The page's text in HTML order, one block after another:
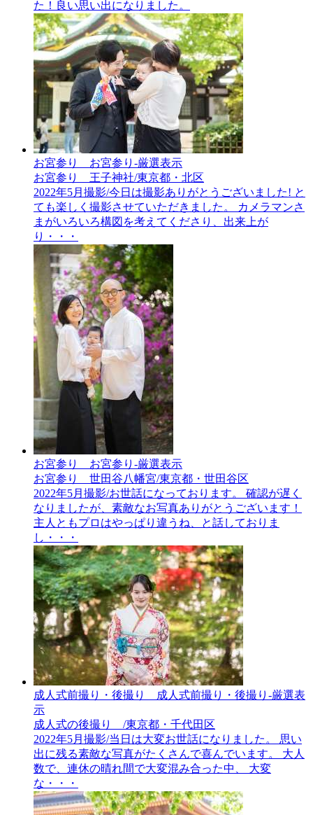
た！良い思い出になりました。
お宮参り__お宮参り-厳選表示
お宮参り 王子神社/東京都・北区
2022年5月撮影/今日は撮影ありがとうございました! と
ても楽しく撮影させていただきました。 カメラマンさ
まがいろいろ構図を考えてくださり、出来上が
り・・・
お宮参り__お宮参り-厳選表示
お宮参り 世田谷八幡宮/東京都・世田谷区
2022年5月撮影/お世話になっております。 確認が遅く
なりましたが、素敵なお写真ありがとうございます！
主人ともプロはやっぱり違うね、と話しておりま
し・・・
成人式前撮り・後撮り__成人式前撮り・後撮り-厳選表
示
成人式の後撮り /東京都・千代田区
2022年5月撮影/当日は大変お世話になりました。 思い
出に残る素敵な写真がたくさんで喜んでいます。 大人
数で、連休の晴れ間で大変混み合った中、 大変
な・・・